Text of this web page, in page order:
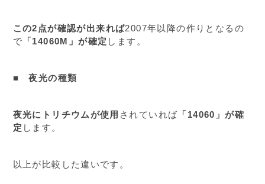
この2点が確認が出来れば2007年以降の作りとなるの
で 「14060M」が確定 します。
■ 夜光の種類
夜光にトリチウムが使用 されていれば 「14060」が確
定 します。
以上が比較した違いです。